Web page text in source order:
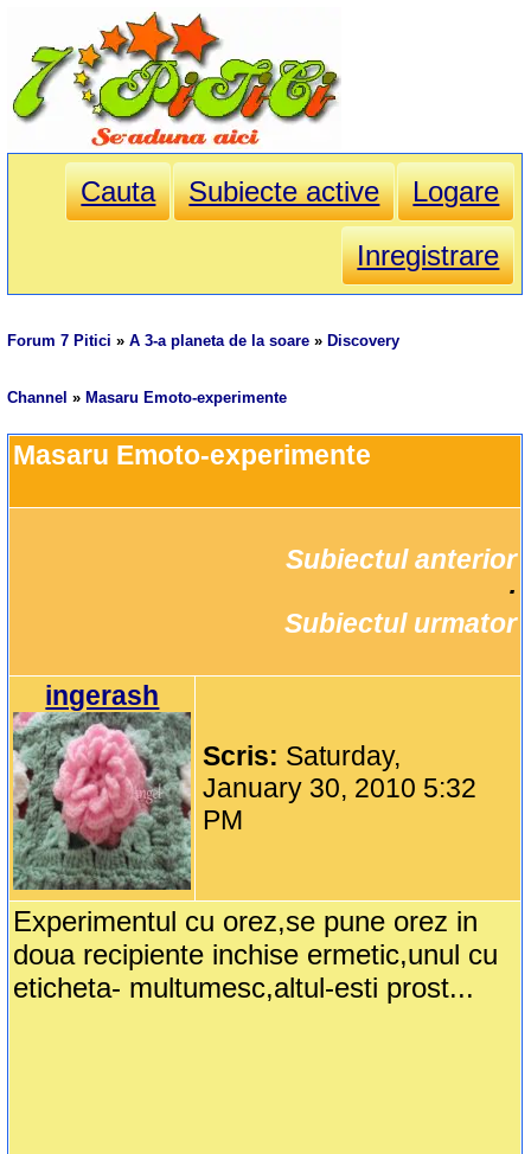
Cauta Subiecte active
Logare
Inregistrare
Forum 7 Pitici »A 3-a planeta de la soare » Discovery
Channel » Masaru Emoto-experimente
Masaru Emoto-experimente
Subiectul anterior
Subiectul urmator
ingerash
Scris: Saturday,
January 30, 2010 5:32
PM
Experimentul cu orez,se pune orez in
doua recipiente inchise ermetic,unul cu
eticheta- multumesc,altul-esti prost...